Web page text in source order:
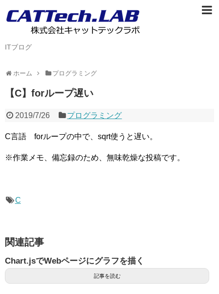
ITブログ
ホーム プログラミング
【C】forループ遅い
2019/7/26 プログラミング
C言語 forループの中で、sqrt使うと遅い。
※作業メモ、備忘録のため、無味乾燥な投稿です。
C
関連記事
Chart.jsでWebページにグラフを描く
記事を読む